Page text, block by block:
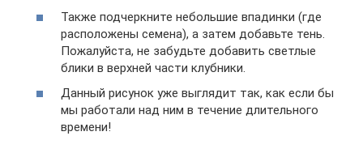
Также подчеркните небольшие впадинки (где
расположены семена), а затем добавьте тень.
Пожалуйста, не забудьте добавить светлые
блики в верхней части клубники.
Данный рисунок уже выглядит так, как если бы
мы работали над ним в течение длительного
времени!